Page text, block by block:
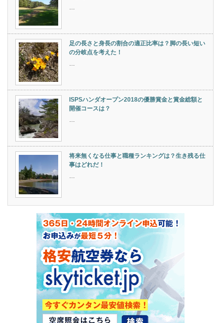
…
足の長さと身長の割合の適正比率は？脚の長い短い
の分岐点を考えた！
…
ISPSハンダオープン2018の優勝賞金と賞金総額と
開催コースは？
…
将来無くなる仕事と職種ランキングは？生き残る仕
事はどれだ！
…